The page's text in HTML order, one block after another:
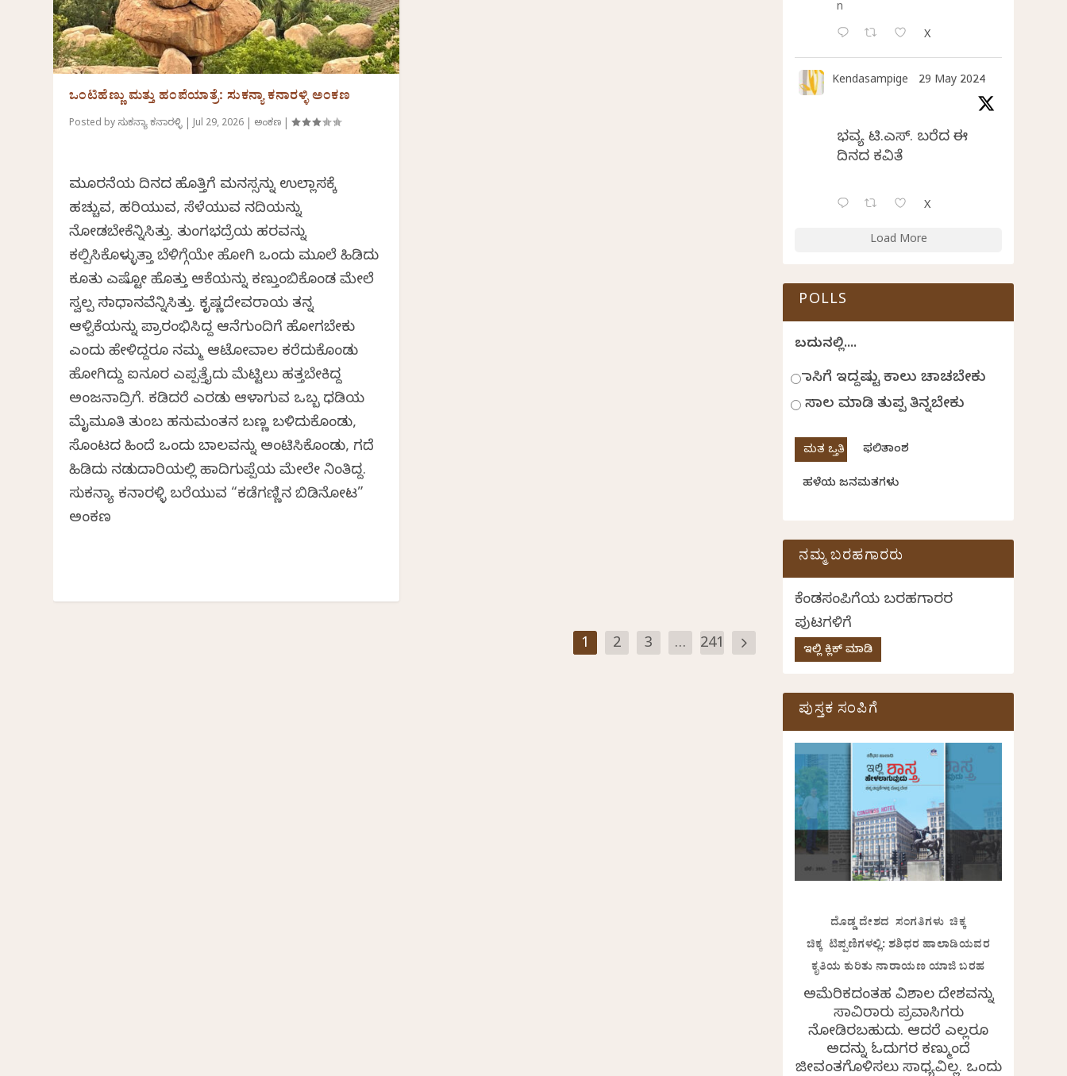
ಒಂಟಿಹೆಣ್ಣು ಮತ್ತು ಹಂಪೆಯಾತ್ರೆ: ಸುಕನ್ಯಾ ಕನಾರಳ್ಳಿ ಅಂಕಣ
Posted by ಸುಕನ್ಯಾ ಕನಾರಳ್ಳಿ |Jul 29, 2026 ಅಂಕಣ |
ಮೂರನೆಯ ದಿನದ ಹೊತ್ತಿಗೆ ಮನಸ್ಸನ್ನು ಉಲ್ಲಾಸಕ್ಕೆ
ಹಚ್ಚುವ, ಹರಿಯುವ, ಸೆಳೆಯುವ ನದಿಯನ್ನು
ನೋಡಬೇಕೆನ್ನಿಸಿತ್ತು. ತುಂಗಭದ್ರೆಯ ಹರವನ್ನು
ಕಲ್ಪಿಸಿಕೊಳ್ಳುತ್ತಾ ಬೆಳಿಗ್ಗೆಯೇ ಹೋಗಿ ಒಂದು ಮೂಲೆ ಹಿಡಿದು
ಕೂತು ಎಷ್ಟೋ ಹೊತ್ತು ಆಕೆಯನ್ನು ಕಣ್ತುಂಬಿಕೊಂಡ ಮೇಲೆ
ಸ್ವಲ್ಪ ಸಮಾಧಾನವೆನ್ನಿಸಿತ್ತು. ಕೃಷ್ಣದೇವರಾಯ ತನ್ನ
ಆಳ್ವಿಕೆಯನ್ನು ಪ್ರಾರಂಭಿಸಿದ್ದ ಆನೆಗುಂದಿಗೆ ಹೋಗಬೇಕು
ಎಂದು ಹೇಳಿದ್ದರೂ ನಮ್ಮ ಆಟೋವಾಲ ಕರೆದುಕೊಂಡು
ಹೋಗಿದ್ದು ಐನೂರ ಎಪ್ಪತ್ತೈದು ಮೆಟ್ಟಿಲು ಹತ್ತಬೇಕಿದ್ದ
ಅಂಜನಾದ್ರಿಗೆ. ಕಡಿದರೆ ಎರಡು ಆಳಾಗುವ ಒಬ್ಬ ಧಡಿಯ
ಮೈಮೂತಿ ತುಂಬ ಹನುಮಂತನ ಬಣ್ಣ ಬಳಿದುಕೊಂಡು,
ಸೊಂಟದ ಹಿಂದೆ ಒಂದು ಬಾಲವನ್ನು ಅಂಟಿಸಿಕೊಂಡು, ಗದೆ
ಹಿಡಿದು ನಡುದಾರಿಯಲ್ಲಿ ಹಾದಿಗುಪ್ಪೆಯ ಮೇಲೇ ನಿಂತಿದ್ದ.
ಸುಕನ್ಯಾ ಕನಾರಳ್ಳಿ ಬರೆಯುವ “ಕಡೆಗಣ್ಣಿನ ಬಿಡಿನೋಟ”
ಅಂಕಣ
1 2 3 … 241
n
X
Kendasampige 29 May 2024
ಭವ್ಯ ಟಿ.ಎಸ್. ಬರೆದ ಈ
ದಿನದ ಕವಿತೆ
X
Load More
POLLS
ಬದುಕಿನಲ್ಲಿ....
ಹಾಸಿಗೆ ಇದ್ದಷ್ಟು ಕಾಲು ಚಾಚಬೇಕು
ಸಾಲ ಮಾಡಿ ತುಪ್ಪ ತಿನ್ನಬೇಕು
ಫಲಿತಾಂಶ
ಹಳೆಯ ಜನಮತಗಳು
ನಮ್ಮ ಬರಹಗಾರರು
ಕೆಂಡಸಂಪಿಗೆಯ ಬರಹಗಾರರ
ಪುಟಗಳಿಗೆ
ಇಲ್ಲಿ ಕ್ಲಿಕ್ ಮಾಡಿ
ಪುಸ್ತಕ ಸಂಪಿಗೆ
ದೊಡ್ಡ ದೇಶದ ಸಂಗತಿಗಳು ಚಿಕ್ಕ
ಚಿಕ್ಕ ಟಿಪ್ಪಣಿಗಳಲ್ಲಿ: ಶಶಿಧರ ಹಾಲಾಡಿಯವರ
ಕೃತಿಯ ಕುರಿತು ನಾರಾಯಣ ಯಾಜಿ ಬರಹ
ಅಮೆರಿಕದಂತಹ ವಿಶಾಲ ದೇಶವನ್ನು
ಸಾವಿರಾರು ಪ್ರವಾಸಿಗರು
ನೋಡಿರಬಹುದು. ಆದರೆ ಎಲ್ಲರೂ
ಅದನ್ನು ಓದುಗರ ಕಣ್ಮುಂದೆ
ಜೀವಂತಗೊಳಿಸಲು ಸಾಧ್ಯವಿಲ್ಲ. ಒಂದು